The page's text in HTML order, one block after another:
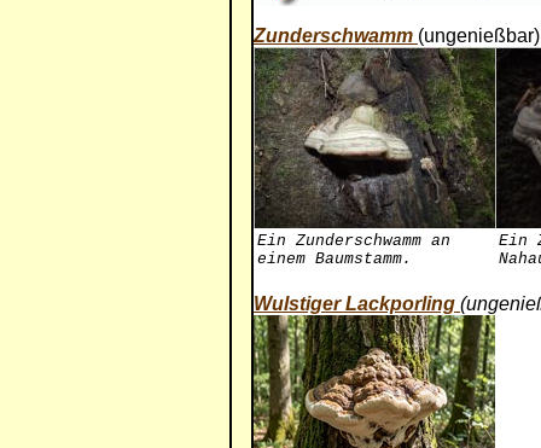
Zunderschwamm (ungenießbar)
Ein Zunderschwamm an
einem Baumstamm.
Ein
Wulstiger Lackporling